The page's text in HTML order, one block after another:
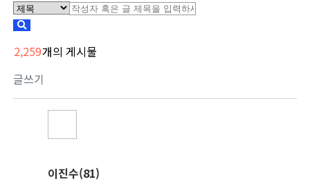
2,259개의 게시물
글쓰기
이진수(81)